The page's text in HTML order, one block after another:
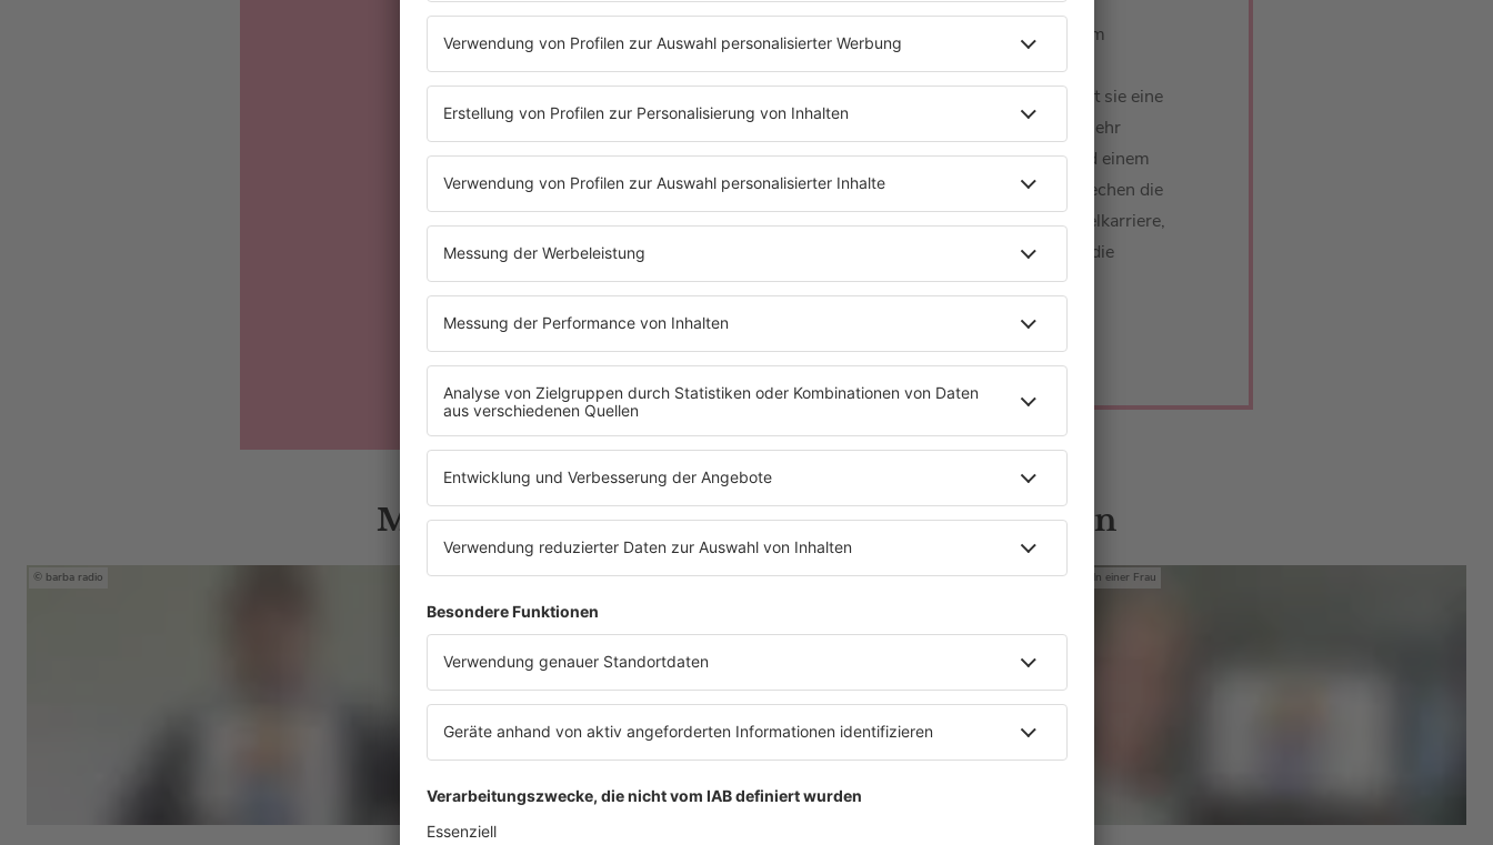
Paula Lambert kommt… zu Barbara Schöneberger zum
Frühstück! Und dabei ist sie eigentlich gar keine
Frühaufsteherin. Nur für Barbara Schöneberger macht sie eine
Ausnahme. Dafür kann man sie kulinarisch gesehen sehr
schnell glücklich machen: Ein Butterbrot mit Käse und einem
Stück Ananas reichen nämlich schon. Außerdem sprechen die
beiden über Paula Lamberts (misslungene) Schauspielkarriere,
eine sehr teure Hochzeit und welche Gemeinsamkeit die
beiden haben. Sie finden beide Charly Hübner sexy.
Mehr News zu Barbara Schönebergers Gästen
barba radio Mit den Waffeln einer Frau Mit den Waffeln einer Frau